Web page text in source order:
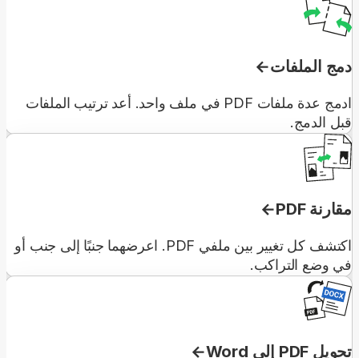
دمج الملفات
ادمج عدة ملفات PDF في ملف واحد. أعد ترتيب الملفات
قبل الدمج.
مقارنة PDF
اكتشف كل تغيير بين ملفي PDF. اعرضهما جنبًا إلى جنب أو
في وضع التراكب.
تحويل PDF إلى Word